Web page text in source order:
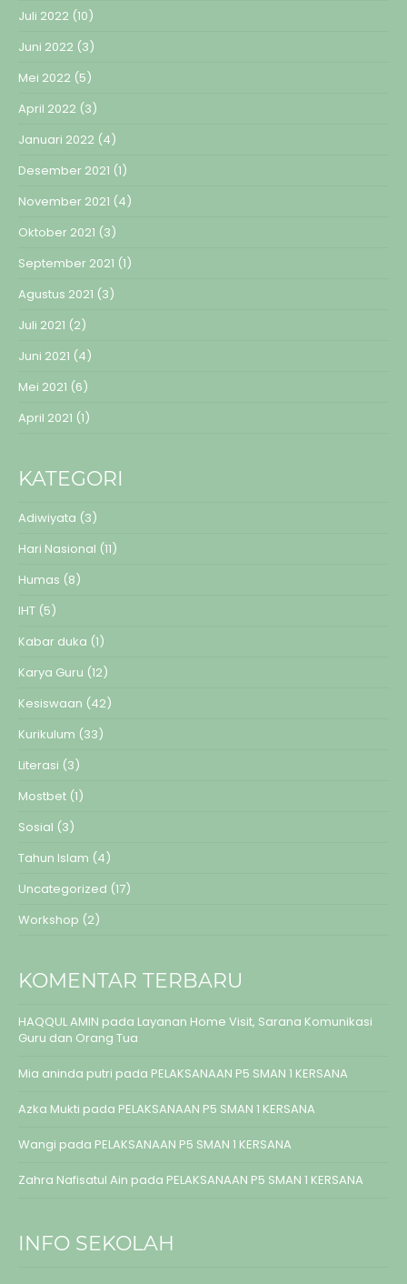
Juli 2022 (10)
Juni 2022 (3)
Mei 2022 (5)
April 2022 (3)
Januari 2022 (4)
Desember 2021 (1)
November 2021 (4)
Oktober 2021 (3)
September 2021 (1)
Agustus 2021 (3)
Juli 2021 (2)
Juni 2021 (4)
Mei 2021 (6)
April 2021 (1)
KATEGORI
Adiwiyata (3)
Hari Nasional (11)
Humas (8)
IHT (5)
Kabar duka (1)
Karya Guru (12)
Kesiswaan (42)
Kurikulum (33)
Literasi (3)
Mostbet (1)
Sosial (3)
Tahun Islam (4)
Uncategorized (17)
Workshop (2)
KOMENTAR TERBARU
HAQQUL AMIN pada Layanan Home Visit, Sarana Komunikasi
Guru dan Orang Tua
Mia aninda putri pada PELAKSANAAN P5 SMAN 1 KERSANA
Azka Mukti pada PELAKSANAAN P5 SMAN 1 KERSANA
Wangi pada PELAKSANAAN P5 SMAN 1 KERSANA
Zahra Nafisatul Ain pada PELAKSANAAN P5 SMAN 1 KERSANA
INFO SEKOLAH